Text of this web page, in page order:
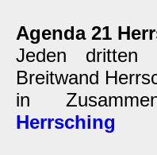
Agenda 21
Jeden dritten
Breitwand
in
Herrsching